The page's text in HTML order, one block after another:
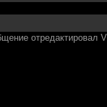
отредактировал